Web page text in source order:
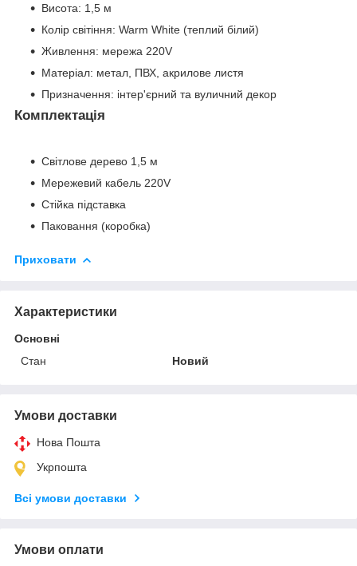
Висота: 1,5 м
Колір світіння: Warm White (теплий білий)
Живлення: мережа 220V
Матеріал: метал, ПВХ, акрилове листя
Призначення: інтер'єрний та вуличний декор
Комплектація
Світлове дерево 1,5 м
Мережевий кабель 220V
Стійка підставка
Паковання (коробка)
Приховати
Характеристики
Основні
Стан
Новий
Умови доставки
Нова Пошта
Укрпошта
Всі умови доставки
Умови оплати